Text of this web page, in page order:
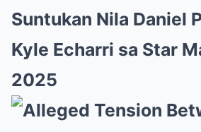
Suntukan Nila Daniel
Kyle Echarri sa Star
2025